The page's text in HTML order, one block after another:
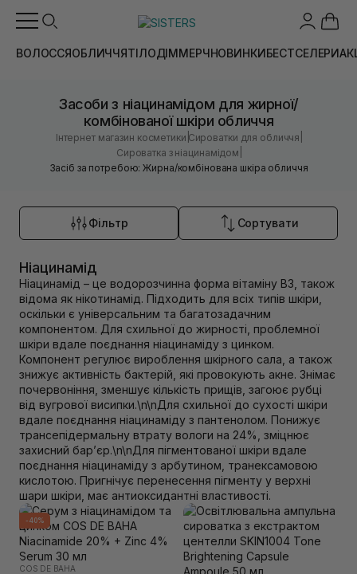
ВОЛОССЯОБЛИЧЧЯТІЛОДІММЕРЧНОВИНКИБЕСТСЕЛЕРИ
Засоби з ніацинамідом для жирної/
комбінованої шкіри обличчя
Інтернет магазин косметики |Сироватки для обличчя
Сироватка з ніацинамідом
Засіб за потребою: Жирна/комбінована шкіра обличчя
Фільтр Сортувати
Ніацинамід
Ніацинамід – це водорозчинна форма вітаміну B3, також
відома як нікотинамід. Підходить для всіх типів шкіри,
оскільки є універсальним та багатозадачним
компонентом. Для схильної до жирності, проблемної
шкіри вдале поєднання ніацинаміду з цинком.
Компонент регулює вироблення шкірного сала, а також
знижує активність бактерій, які провокують акне. Знімає
почервоніння, зменшує кількість прищів, загоює рубці
від вугрової висипки.\n\nДля схильної до сухості шкіри
вдале поєднання ніацинаміду з пантенолом. Понижує
трансепідермальну втрату вологи на 24%, зміцнює
захисний барʼєр.\n\nДля пігментованої шкіри вдале
поєднання ніацинаміду з арбутином, транексамовою
кислотою. Пригнічує перенесення пігменту у верхні
шари шкіри, має антиоксидантні властивості.
-40%
COS DE BAHA